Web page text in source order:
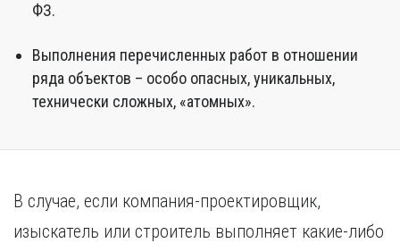
ФЗ.
Выполнения перечисленных работ в отношении
ряда объектов – особо опасных, уникальных,
технически сложных, «атомных».
В случае, если компания-проектировщик,
изыскатель или строитель выполняет какие-либо